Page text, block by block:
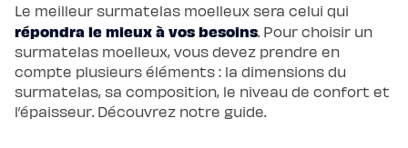
Le meilleur surmatelas moelleux sera celui qui
répondra le mieux à vos besoins . Pour choisir un
surmatelas moelleux, vous devez prendre en
compte plusieurs éléments : la dimensions du
surmatelas, sa composition, le niveau de confort et
l’épaisseur. Découvrez notre guide.